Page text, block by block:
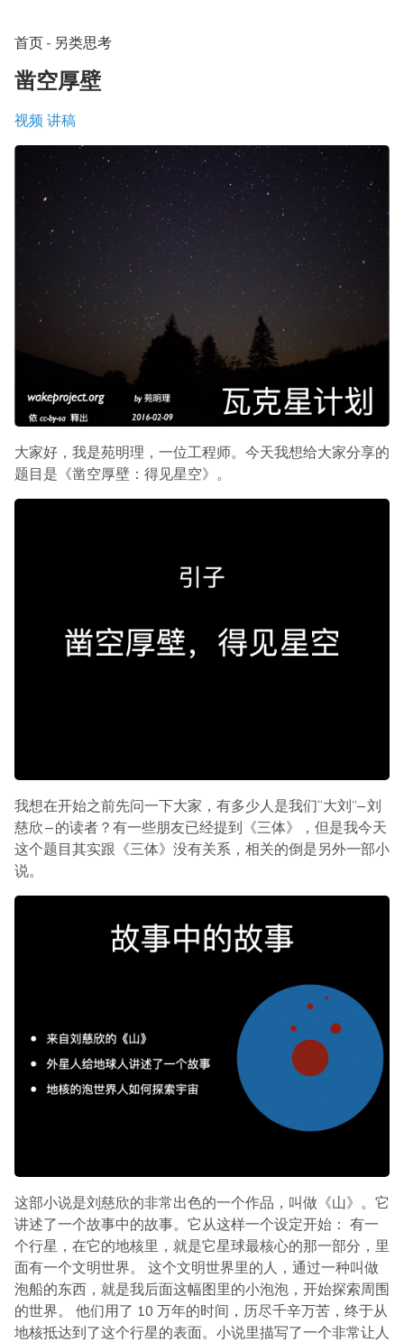
首页 - 另类思考
凿空厚壁
视频 讲稿
大家好，我是苑明理，一位工程师。今天我想给大家分享的
题目是《凿空厚壁：得见星空》。
我想在开始之前先问一下大家，有多少人是我们“大刘”—刘
慈欣—的读者？有一些朋友已经提到《三体》，但是我今天
这个题目其实跟《三体》没有关系，相关的倒是另外一部小
说。
这部小说是刘慈欣的非常出色的一个作品，叫做《山》。它
讲述了一个故事中的故事。它从这样一个设定开始： 有一
个行星，在它的地核里，就是它星球最核心的那一部分，里
面有一个文明世界。 这个文明世界里的人，通过一种叫做
泡船的东西，就是我后面这幅图里的小泡泡，开始探索周围
的世界。 他们用了 10 万年的时间，历尽千辛万苦，终于从
地核抵达到了这个行星的表面。小说里描写了一个非常让人